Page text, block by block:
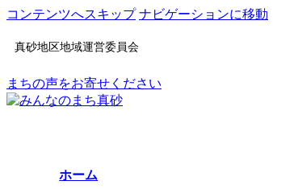
コンテンツへスキップ ナビゲーションに移動
真砂地区地域運営委員会
まちの声をお寄せください
ホーム